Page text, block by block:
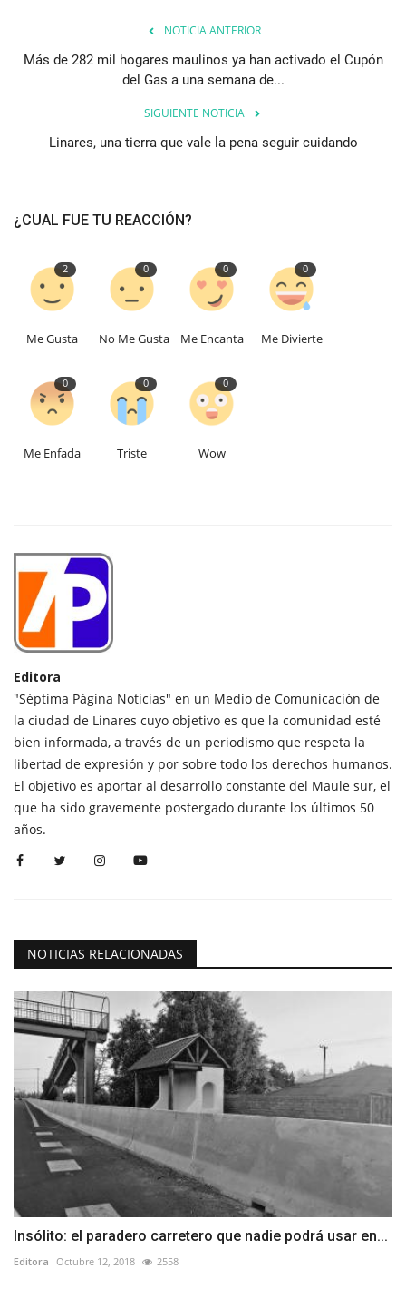
NOTICIA ANTERIOR
Más de 282 mil hogares maulinos ya han activado el Cupón
del Gas a una semana de...
SIGUIENTE NOTICIA
Linares, una tierra que vale la pena seguir cuidando
¿CUAL FUE TU REACCIÓN?
2
Me Gusta
0
No Me Gusta
0
Me Encanta
0
Me Divierte
0
Me Enfada
0
Triste
0
Wow
Editora
"Séptima Página Noticias" en un Medio de Comunicación de
la ciudad de Linares cuyo objetivo es que la comunidad esté
bien informada, a través de un periodismo que respeta la
libertad de expresión y por sobre todo los derechos humanos.
El objetivo es aportar al desarrollo constante del Maule sur, el
que ha sido gravemente postergado durante los últimos 50
años.
NOTICIAS RELACIONADAS
Insólito: el paradero carretero que nadie podrá usar en...
Editora Octubre 12, 2018 2558